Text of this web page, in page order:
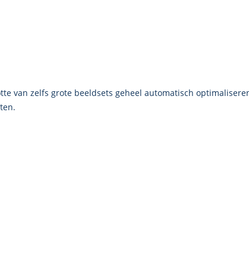
van zelfs grote beeldsets geheel automatisch